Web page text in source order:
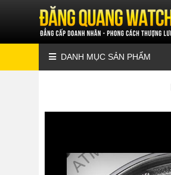
DANH MỤC SẢN PHẨM